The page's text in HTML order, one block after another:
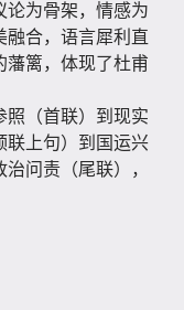
论为骨架，情感为
融合，语言犀利直
藩篱，体现了杜甫
照（首联）到现实
联上句）到国运兴
问责（尾联），